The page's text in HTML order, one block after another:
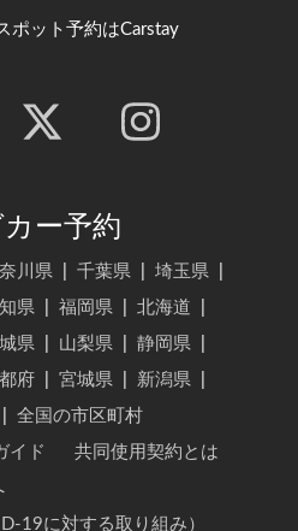
ポット予約はCarstay
ー予約
川県 千葉県 埼玉県
県 福岡県 北海道
県 山梨県 静岡県
府 宮城県 新潟県
全国の市区町村
イド
共同使用契約とは
19に対する取り組み）